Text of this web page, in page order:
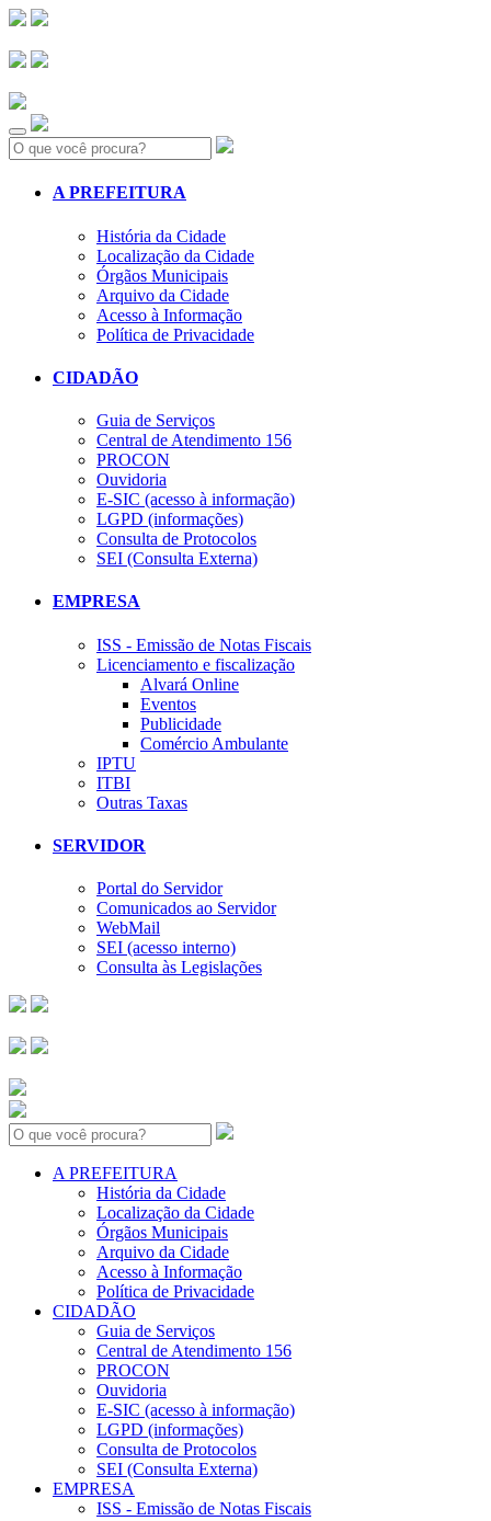
Search:
A PREFEITURA
História da Cidade
Localização da Cidade
Órgãos Municipais
Arquivo da Cidade
Acesso à Informação
Política de Privacidade
CIDADÃO
Guia de Serviços
Central de Atendimento 156
PROCON
Ouvidoria
E-SIC (acesso à informação)
LGPD (informações)
Consulta de Protocolos
SEI (Consulta Externa)
EMPRESA
ISS - Emissão de Notas Fiscais
Licenciamento e fiscalização
Alvará Online
Eventos
Publicidade
Comércio Ambulante
IPTU
ITBI
Outras Taxas
SERVIDOR
Portal do Servidor
Comunicados ao Servidor
WebMail
SEI (acesso interno)
Consulta às Legislações
Search:
A PREFEITURA
História da Cidade
Localização da Cidade
Órgãos Municipais
Arquivo da Cidade
Acesso à Informação
Política de Privacidade
CIDADÃO
Guia de Serviços
Central de Atendimento 156
PROCON
Ouvidoria
E-SIC (acesso à informação)
LGPD (informações)
Consulta de Protocolos
SEI (Consulta Externa)
EMPRESA
ISS - Emissão de Notas Fiscais